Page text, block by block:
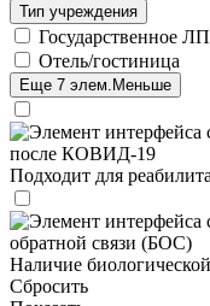
Тип учреждения
Государственное
Отель/гостиница
Еще 7 элем. Меньше
Подходит для
Наличие
Сбросить